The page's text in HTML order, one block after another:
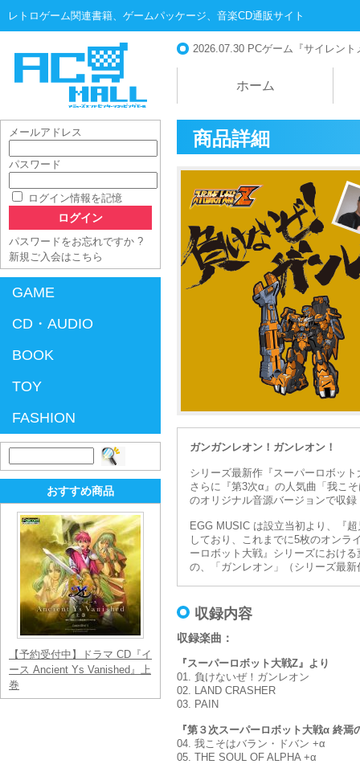
レトロゲーム関連書籍、ゲームパッケージ、音楽CD通販サイト
AC-MALL
2026.07.30 PCゲーム『サイレン
ホーム
商品詳細
ガンガンレオン！ガンレオン！
シリーズ最新作『スーパーロボッ
さらに『第3次α』の人気曲「我こ
のオリジナル音源バージョンで収
EGG MUSIC は設立当初より、『
しており、これまでに5枚のオンラ
ーロボット大戦』シリーズにおけ
の、「ガンレオン」（シリーズ最
収録内容
収録楽曲：
『スーパーロボット大戦Z』より
01. 負けないぜ！ガンレオン
02. LAND CRASHER
03. PAIN
『第３次スーパーロボット大戦α 終焉
04. 我こそはバラン・ドバン +α
05. THE SOUL OF ALPHA +α
メールアドレス
パスワード
ログイン情報を記憶
パスワードをお忘れですか ?
新規ご入会はこちら
GAME
CD・AUDIO
BOOK
TOY
FASHION
索:
おすすめ商品
【予約受付中】ドラマ CD『イ
ース Ancient Ys Vanished』上
巻